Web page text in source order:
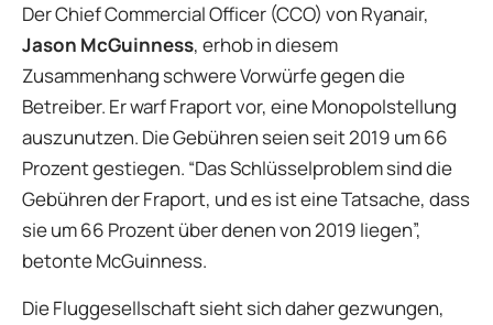
Der Chief Commercial Officer (CCO) von Ryanair,
Jason McGuinness, erhob in diesem
Zusammenhang schwere Vorwürfe gegen die
Betreiber. Er warf Fraport vor, eine Monopolstellung
auszunutzen. Die Gebühren seien seit 2019 um 66
Prozent gestiegen. “Das Schlüsselproblem sind die
Gebühren der Fraport, und es ist eine Tatsache, dass
sie um 66 Prozent über denen von 2019 liegen”,
betonte McGuinness.
Die Fluggesellschaft sieht sich daher gezwungen,